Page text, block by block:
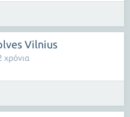
Vilnius
χρόνια